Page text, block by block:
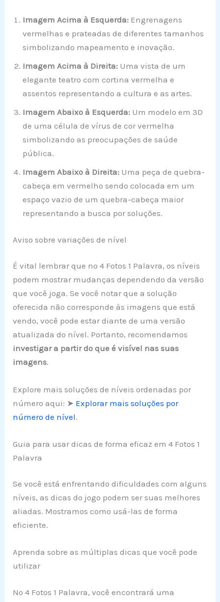
Imagem Acima à Esquerda: Engrenagens
vermelhas e prateadas de diferentes tamanhos
simbolizando mapeamento e inovação.
Imagem Acima à Direita: Uma vista de um
elegante teatro com cortina vermelha e
assentos representando a cultura e as artes.
Imagem Abaixo à Esquerda: Um modelo em 3D
de uma célula de vírus de cor vermelha
simbolizando as preocupações de saúde
pública.
Imagem Abaixo à Direita: Uma peça de quebra-
cabeça em vermelho sendo colocada em um
espaço vazio de um quebra-cabeça maior
representando a busca por soluções.
Aviso sobre variações de nível
É vital lembrar que no 4 Fotos 1 Palavra, os níveis
podem mostrar mudanças dependendo da versão
que você joga. Se você notar que a solução
oferecida não corresponde às imagens que está
vendo, você pode estar diante de uma versão
atualizada do nível. Portanto, recomendamos
investigar a partir do que é visível nas suas
imagens.
Explore mais soluções de níveis ordenadas por
número aqui: ➤ Explorar mais soluções por
número de nível.
Guia para usar dicas de forma eficaz em 4 Fotos 1
Palavra
Se você está enfrentando dificuldades com alguns
níveis, as dicas do jogo podem ser suas melhores
aliadas. Mostramos como usá-las de forma
eficiente.
Aprenda sobre as múltiplas dicas que você pode
utilizar
No 4 Fotos 1 Palavra, você encontrará uma